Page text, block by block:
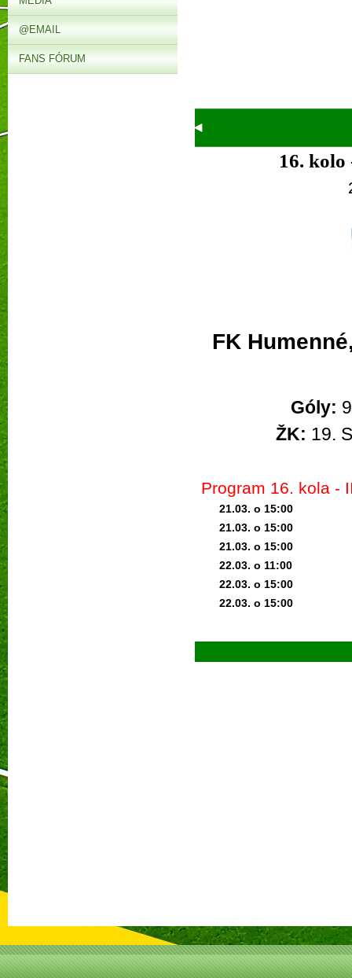
16. kolo
FK
Góly:
ŽK: 19.
Program 16. kola -
21.03. o 15:00
21.03. o 15:00
21.03. o 15:00
22.03. o 11:00
22.03. o 15:00
22.03. o 15:00
@EMAIL
FANS FÓRUM